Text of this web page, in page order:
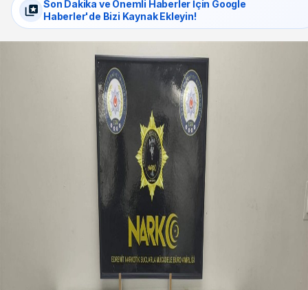
Son Dakika ve Önemli Haberler İçin Google
Haberler'de Bizi Kaynak Ekleyin!